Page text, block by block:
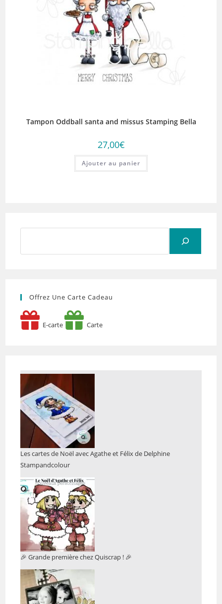
Tampon Oddball santa and missus Stamping Bella
27,00€
Ajouter au panier
Offrez Une Carte Cadeau
E-carte Carte
Les cartes de Noël avec Agathe et Félix de Delphine
Stampandcolour
🎉 Grande première chez Quiscrap ! 🎉